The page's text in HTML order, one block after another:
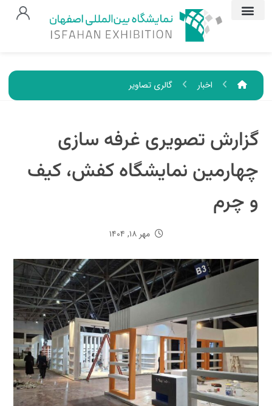
اخبار گالری تصاویر
گزارش تصویری غرفه سازی
چهارمین نمایشگاه کفش، کیف
و چرم
مهر ۱۸, ۱۴۰۴